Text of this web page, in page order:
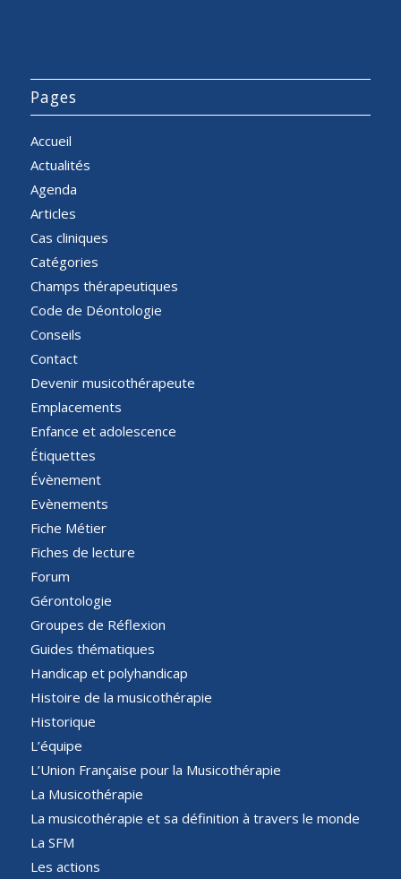
Pages
Accueil
Actualités
Agenda
Articles
Cas cliniques
Catégories
Champs thérapeutiques
Code de Déontologie
Conseils
Contact
Devenir musicothérapeute
Emplacements
Enfance et adolescence
Étiquettes
Évènement
Evènements
Fiche Métier
Fiches de lecture
Forum
Gérontologie
Groupes de Réflexion
Guides thématiques
Handicap et polyhandicap
Histoire de la musicothérapie
Historique
L’équipe
L’Union Française pour la Musicothérapie
La Musicothérapie
La musicothérapie et sa définition à travers le monde
La SFM
Les actions